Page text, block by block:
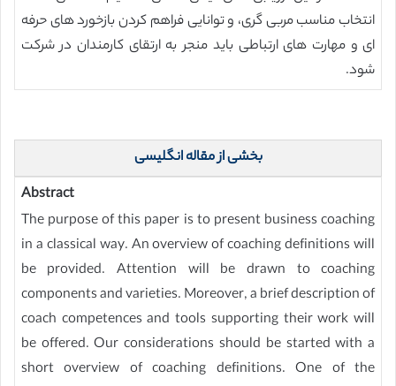
انتخاب مناسب مربی گری، و توانایی فراهم کردن بازخورد های حرفه
ای و مهارت های ارتباطی باید منجر به ارتقای کارمندان در شرکت
شود.
بخشی از مقاله انگلیسی
Abstract
The purpose of this paper is to present business coaching
in a classical way. An overview of coaching definitions will
be provided. Attention will be drawn to coaching
components and varieties. Moreover, a brief description of
coach competences and tools supporting their work will
be offered. Our considerations should be started with a
short overview of coaching definitions. One of the